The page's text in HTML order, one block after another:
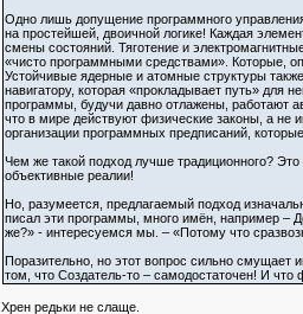
Одно лишь допущение программного
на простейшей, двоичной логике! Каждая
смены состояний. Тяготение и
«чисто программными средствами». Которые,
Устойчивые ядерные и атомные структуры
навигатору, которая «прокладывает путь» для
программы, будучи давно отлажены, работают
что в мире действуют физические законы, а
организации программных предписаний,
Чем же такой подход лучше традиционного?
объективные реалии!
Но, разумеется, предлагаемый подход
писал эти программы, много имён, например –
же?» - интересуемся мы. – «Потому что
Поразительно, но этот вопрос сильно смущает
том, что Создатель-то – самодостаточен! И что
Хрен редьки не слаще.